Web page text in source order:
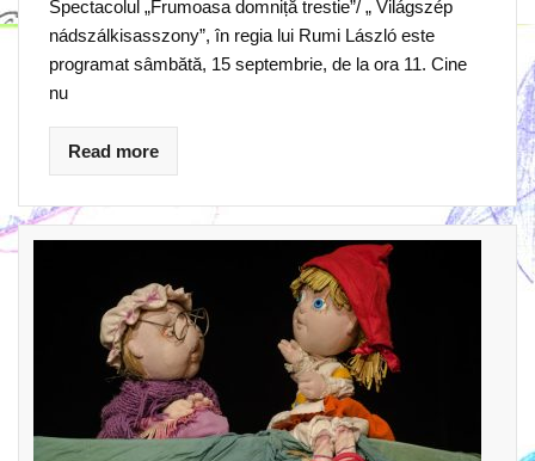
Spectacolul „Frumoasa domniță trestie”/ „ Világszép
nádszálkisasszony”, în regia lui Rumi László este
programat sâmbătă, 15 septembrie, de la ora 11. Cine
nu
Read more